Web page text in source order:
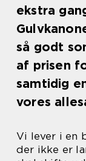
ekstra
så godt
af prisen
samtidig
vores
Vi lever i en
der ikke er